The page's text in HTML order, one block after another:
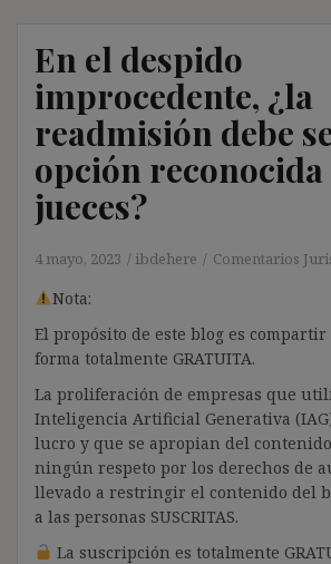
En el despido
improcedente, ¿la
readmisión debe
opción reconocida
jueces?
4 mayo, 2023 ibdehere Comentarios
Nota:
El propósito de este blog es
forma totalmente GRATUITA.
La proliferación de empresas que
Inteligencia Artificial Generativa
lucro y que se apropian del
ningún respeto por los derechos de
llevado a restringir el contenido del
a las personas SUSCRITAS.
La suscripción es totalmente